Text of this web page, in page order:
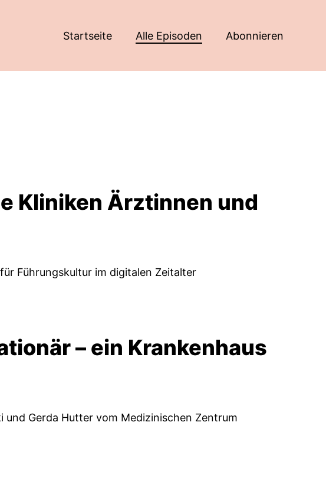
Startseite Alle Episoden Abonnieren
Kliniken Ärztinnen und
Führungskultur im digitalen Zeitalter
– ein Krankenhaus
und Gerda Hutter vom Medizinischen Zentrum